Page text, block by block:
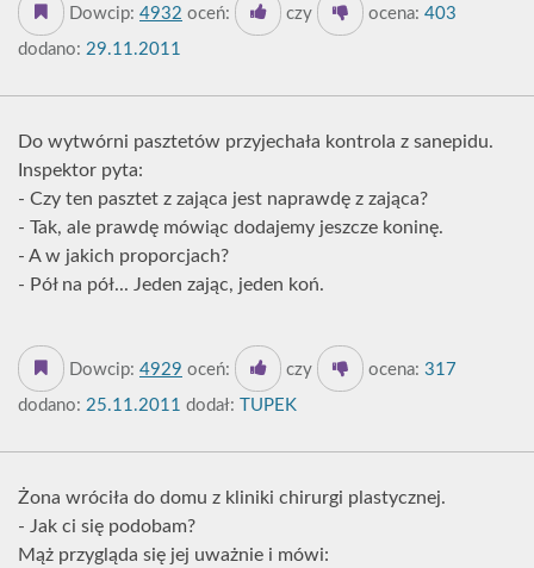
Dowcip: 4932 oceń: czy ocena: 403
dodano: 29.11.2011
Do wytwórni pasztetów przyjechała kontrola z sanepidu.
Inspektor pyta:
- Czy ten pasztet z zająca jest naprawdę z zająca?
- Tak, ale prawdę mówiąc dodajemy jeszcze koninę.
- A w jakich proporcjach?
- Pół na pół... Jeden zając, jeden koń.
Dowcip: 4929 oceń: czy ocena: 317
dodano: 25.11.2011 dodał: TUPEK
Żona wróciła do domu z kliniki chirurgi plastycznej.
- Jak ci się podobam?
Mąż przygląda się jej uważnie i mówi: